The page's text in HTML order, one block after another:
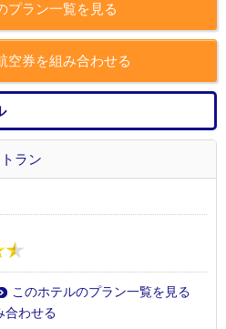
プラン一覧を見る
空券を組み合わせる
ラン
このホテルのプラン一覧を見る
合わせる